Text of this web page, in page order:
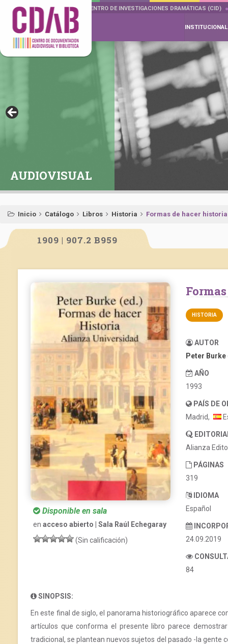
DOCUMENTA DRAMÁTICAS CENTRO DE INVESTIGACIONES DRAMÁTICAS (CID)
INSTITUCIONAL
AUDIOVISUAL
Inicio Catálogo Libros Historia Formas de hacer historia
1909 | 907.2 B959
Disponible en sala
en acceso abierto | Sala Raúl Echegaray
(Sin calificación)
HISTORIA
AUTOR
Peter Burke
AÑO
1993
PAÍS DE
Madrid,
Alianza
PÁGINAS
319
IDIOMA
Español
24.09.2019
84
SINOPSIS:
En este final de siglo, el panorama historiográfico aparece
artículos que conforma el presente libro parece demostrar
tradicional, se plantean nuevos sujetos del pasado -la